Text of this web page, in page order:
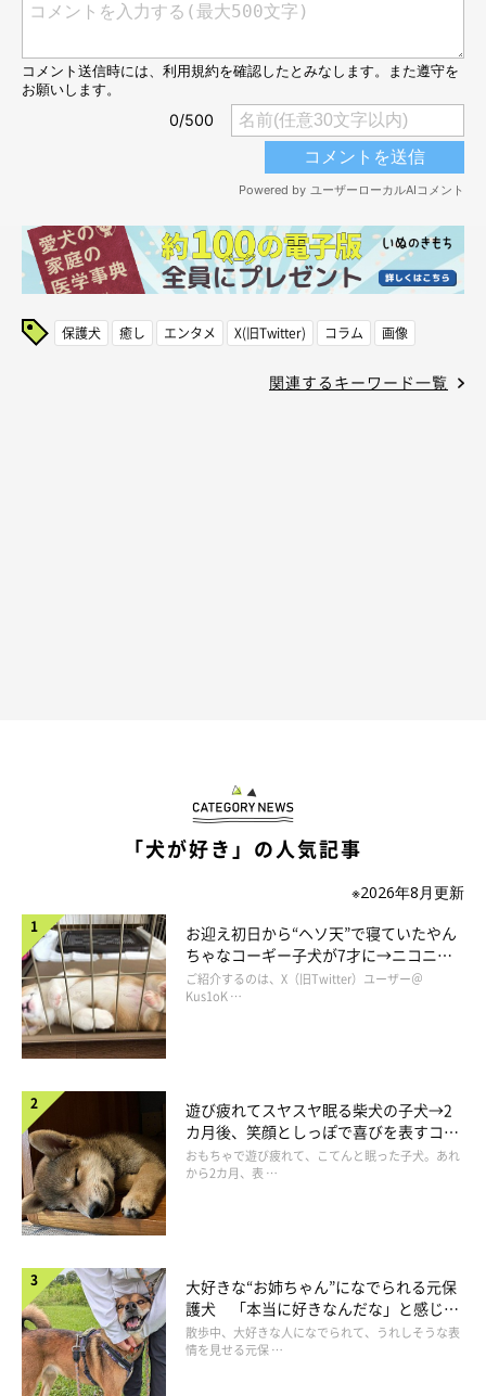
保護犬 癒し エンタメ X(旧Twitter) コラム 画像
関連するキーワード一覧
「犬が好き」の人気記事
※2026年8月更新
お迎え初日から“ヘソ天”で寝ていたやん
ちゃなコーギー子犬が7才に→ニコニ
コ“コーギースマイル”が魅力のコに成
長！
ご紹介するのは、X（旧Twitter）ユーザー＠
Kus1oK …
遊び疲れてスヤスヤ眠る柴犬の子犬→2
カ月後、笑顔としっぽで喜びを表すコに
成長！
おもちゃで遊び疲れて、こてんと眠った子犬。あれ
から2カ月、表 …
大好きな“お姉ちゃん”になでられる元保
護犬 「本当に好きなんだな」と感じる
表情にほっこり
散歩中、大好きな人になでられて、うれしそうな表
情を見せる元保 …